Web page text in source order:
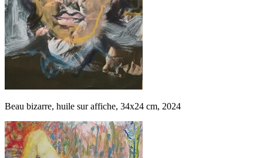
Beau bizarre, huile sur affiche, 34x24 cm, 2024